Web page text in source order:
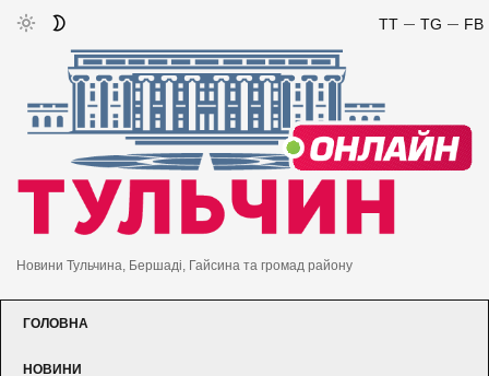
FB
TG
TT
Новини Тульчина, Бершаді, Гайсина та громад району
ГОЛОВНА
НОВИНИ